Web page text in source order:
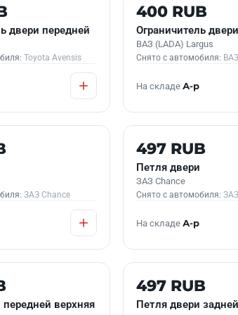
двери передней
Toyota Avensis
Б/У В НАЛИЧИИ
400 RUB
Ограничитель
ВАЗ (LADA) Largus
Снято с автомобиля:
На складеА-р
ЗАЗ Chance
Б/У В НАЛИЧИИ
497 RUB
Петля двери
ЗАЗ Chance
Снято с автомобиля:
На складеА-р
верхняя
Б/У В НАЛИЧИИ
497 RUB
Петля двери